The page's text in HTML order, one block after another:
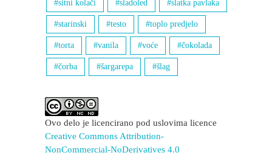
sitni kolači sladoled slatka pavlaka
starinski testo toplo predjelo
torta vanila voće čokolada
čorba šargarepa šlag
Ovo delo je licencirano pod uslovima licence
Creative Commons Attribution-
NonCommercial-NoDerivatives 4.0